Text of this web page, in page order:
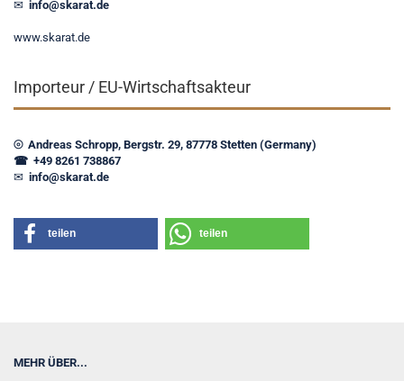
✉ info@skarat.de
www.skarat.de
Importeur / EU-Wirtschaftsakteur
⦾ Andreas Schropp, Bergstr. 29, 87778 Stetten (Germany)
☎ +49 8261 738867
✉ info@skarat.de
teilen teilen
MEHR ÜBER...